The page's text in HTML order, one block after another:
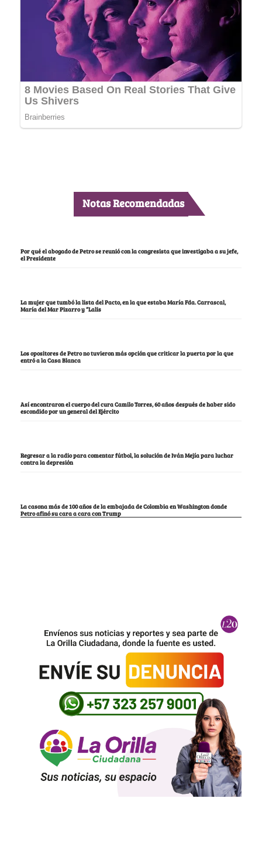
Notas Recomendadas
Por qué el abogado de Petro se reunió con la congresista que investigaba a su jefe,
el Presidente
La mujer que tumbó la lista del Pacto, en la que estaba María Fda. Carrascal,
María del Mar Pizarro y “Lalis
Los opositores de Petro no tuvieron más opción que criticar la puerta por la que
entró a la Casa Blanca
Así encontraron el cuerpo del cura Camilo Torres, 60 años después de haber sido
escondido por un general del Ejército
Regresar a la radio para comentar fútbol, la solución de Iván Mejía para luchar
contra la depresión
La casona más de 100 años de la embajada de Colombia en Washington donde
Petro afinó su cara a cara con Trump